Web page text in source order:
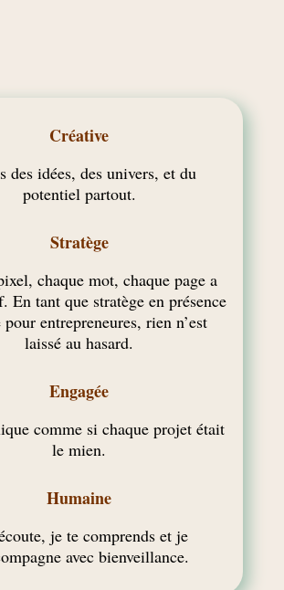
Créative
des idées, des univers, et du
potentiel partout.
Stratège
chaque mot, chaque page a
En tant que stratège en présence
entrepreneures, rien n’est
laissé au hasard.
Engagée
comme si chaque projet était
le mien.
Humaine
je te comprends et je
avec bienveillance.